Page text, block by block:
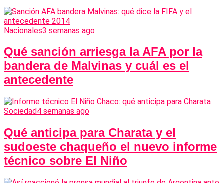
Nacionales3 semanas ago
Qué sanción arriesga la AFA por la
bandera de Malvinas y cuál es el
antecedente
Sociedad4 semanas ago
Qué anticipa para Charata y el
sudoeste chaqueño el nuevo informe
técnico sobre El Niño